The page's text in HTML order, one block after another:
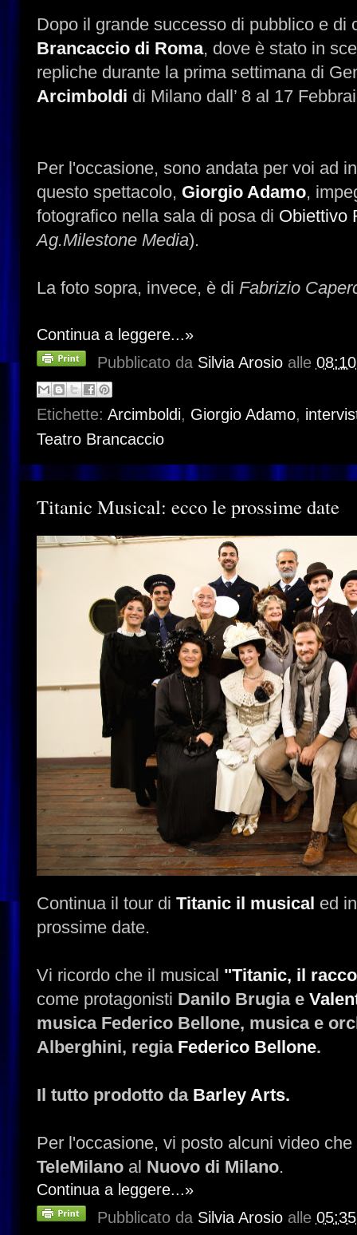
Dopo il grande successo di pubblico e di
Brancaccio di Roma, dove è stato in
repliche durante la prima settimana di
Arcimboldi di Milano dall’ 8 al 17
Per l'occasione, sono andata per voi ad
questo spettacolo, Giorgio Adamo,
fotografico nella sala di posa di Obiettivo
Ag.Milestone Media).
La foto sopra, invece, è di Fabrizio
Continua a leggere...»
Pubblicato da Silvia Arosio alle
Etichette: Arcimboldi, Giorgio Adamo,
Teatro Brancaccio
Titanic Musical: ecco le prossime date
Continua il tour di Titanic il musical ed
prossime date.
Vi ricordo che il musical "Titanic, il
come protagonisti Danilo Brugia e
musica Federico Bellone, musica e
Alberghini, regia Federico Bellone.
Il tutto prodotto da Barley Arts.
Per l'occasione, vi posto alcuni video
TeleMilano al Nuovo di Milano.
Continua a leggere...»
Pubblicato da Silvia Arosio alle